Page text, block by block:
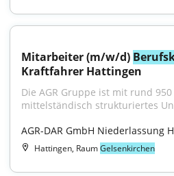
Mitarbeiter (m/w/d)
Kraftfahrer Hattingen
Die AGR Gruppe ist mit rund
mittelständisch strukturiertes
AGR-DAR GmbH Niederlassung
Hattingen, RaumGelsenkirchen